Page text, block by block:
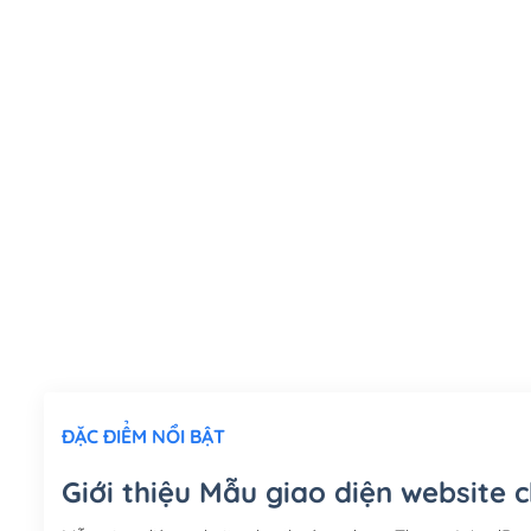
ĐẶC ĐIỂM NỔI BẬT
Giới thiệu Mẫu giao diện website